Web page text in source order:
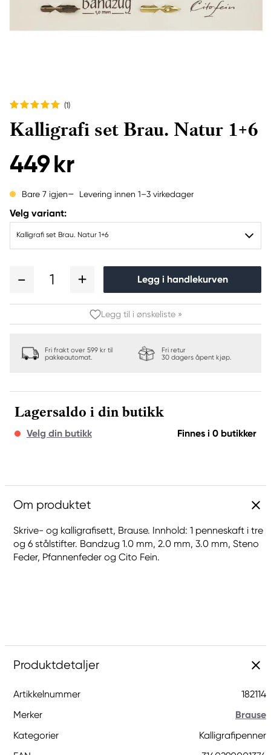
(1)
Kalligrafi set Brau. Natur 1+6
449 kr
Bare 7 igjen Levering innen 1–3 virkedager
Velg variant:
Kalligrafi set Brau. Natur 1+6
1 Legg i handlekurven
Legg til i ønskeliste »
Fri frakt over 599 kr til
pakkeautomat.
Fri retur
30 dagers åpent kjøp.
Lagersaldo i din butikk
Velg din butikk Finnes i 0 butikker
Om produktet
Skrive- og kalligrafisett, Brause. Innhold: 1 penneskaft i tre
og 6 stålstifter. Bandzug 1.0 mm, 2.0 mm, 3.0 mm, Steno
Feder, Pfannenfeder og Cito Fein.
Produktdetaljer
Artikkelnummer
182114
Merker
Brause
Kategorier
Kalligrafipenner